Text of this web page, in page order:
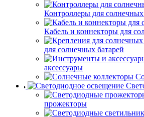
Контроллеры для солнечных
Кабель и коннекторы для
для солнечных батарей
аксессуары
прожекторы